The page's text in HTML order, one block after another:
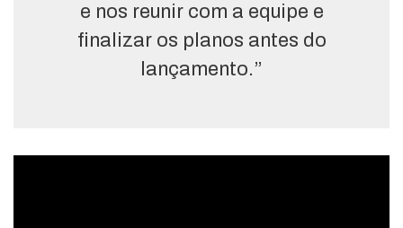
e nos reunir com a equipe e
finalizar os planos antes do
lançamento.”